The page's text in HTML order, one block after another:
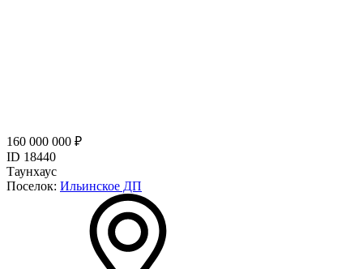
160 000 000 ₽
ID 18440
Таунхаус
Поселок: Ильинское ДП